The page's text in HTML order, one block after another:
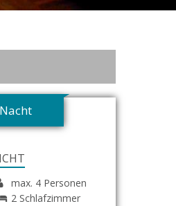
max. 4 Personen
2 Schlafzimmer